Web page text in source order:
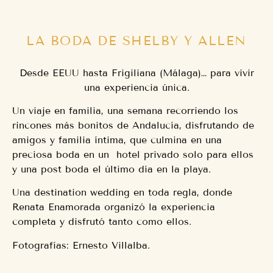
LA BODA DE SHELBY Y ALLEN
Desde EEUU hasta Frigiliana (Málaga)… para vivir
una experiencia única.
Un viaje en familia, una semana recorriendo los
rincones más bonitos de Andalucía, disfrutando de
amigos y familia íntima, que culmina en una
preciosa boda en un hotel privado solo para ellos
y una post boda el último día en la playa.
Una destination wedding en toda regla, donde
Renata Enamorada organizó la experiencia
completa y disfrutó tanto como ellos.
Fotografías: Ernesto Villalba.